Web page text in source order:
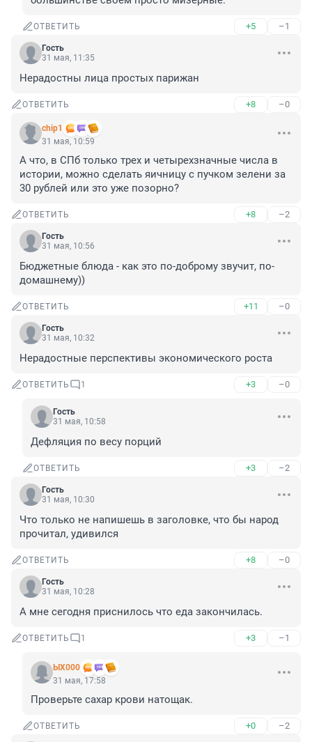
ОТВЕТИТЬ +5 –1
Гость
31 мая, 11:35
Нерадостны лица простых парижан
ОТВЕТИТЬ +8 –0
chip1
31 мая, 10:59
А что, в СПб только трех и четырехзначные числа в
истории, можно сделать яичницу с пучком зелени за
30 рублей или это уже позорно?
ОТВЕТИТЬ +8 –2
Гость
31 мая, 10:56
Бюджетные блюда - как это по-доброму звучит, по-
домашнему))
ОТВЕТИТЬ +11 –0
Гость
31 мая, 10:32
Нерадостные перспективы экономического роста
ОТВЕТИТЬ 1 +3 –0
Гость
31 мая, 10:58
Дефляция по весу порций
ОТВЕТИТЬ +3 –2
Гость
31 мая, 10:30
Что только не напишешь в заголовке, что бы народ
прочитал, удивился
ОТВЕТИТЬ +8 –0
Гость
31 мая, 10:28
А мне сегодня приснилось что еда закончилась.
ОТВЕТИТЬ 1 +3 –1
ЫХ000
31 мая, 17:58
Проверьте сахар крови натощак.
ОТВЕТИТЬ +0 –2